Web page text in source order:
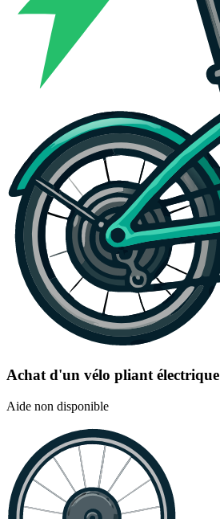
Achat d'un vélo pliant électrique
Aide non disponible